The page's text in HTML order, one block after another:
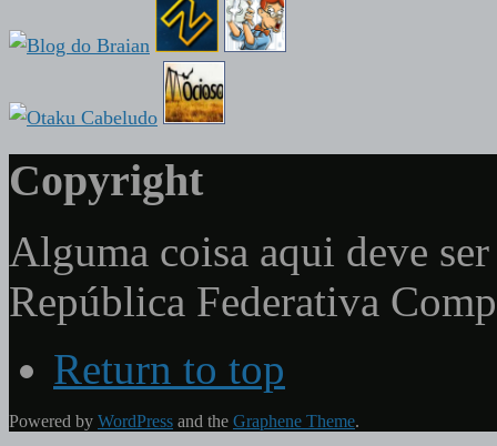
Copyright
Alguma coisa aqui deve
República Federativa
Return to top
Powered by WordPress and the Graphene Theme.